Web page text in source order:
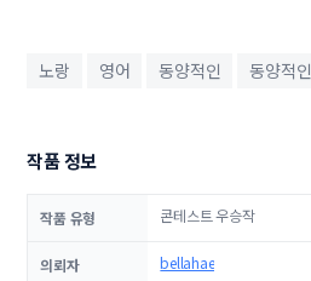
노랑 영어 동양적인 동양적인
작품 정보
작품 유형 콘테스트 우승작
의뢰자 bellahae